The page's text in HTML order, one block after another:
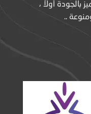
بالجودة أولاً ،
..